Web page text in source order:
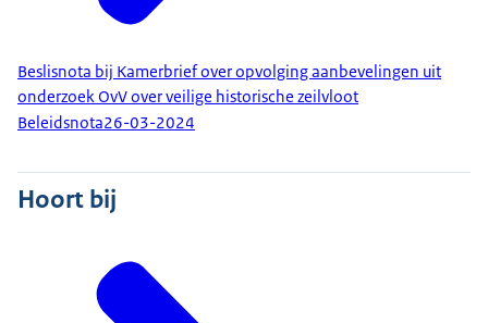
Beslisnota bij Kamerbrief over opvolging aanbevelingen uit
onderzoek OvV over veilige historische zeilvloot
Beleidsnota26-03-2024
Hoort bij